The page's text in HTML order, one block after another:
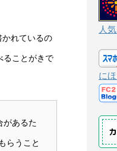
かれているの
ることがきで
があるた
らうこと
人
に